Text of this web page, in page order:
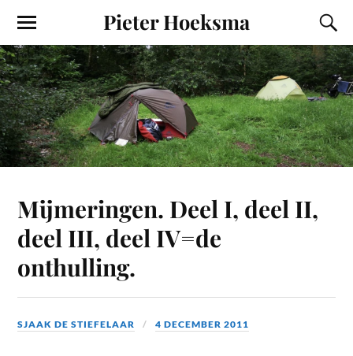
Pieter Hoeksma
Mijmeringen. Deel I, deel II,
deel III, deel IV=de
onthulling.
SJAAK DE STIEFELAAR 4 DECEMBER 2011